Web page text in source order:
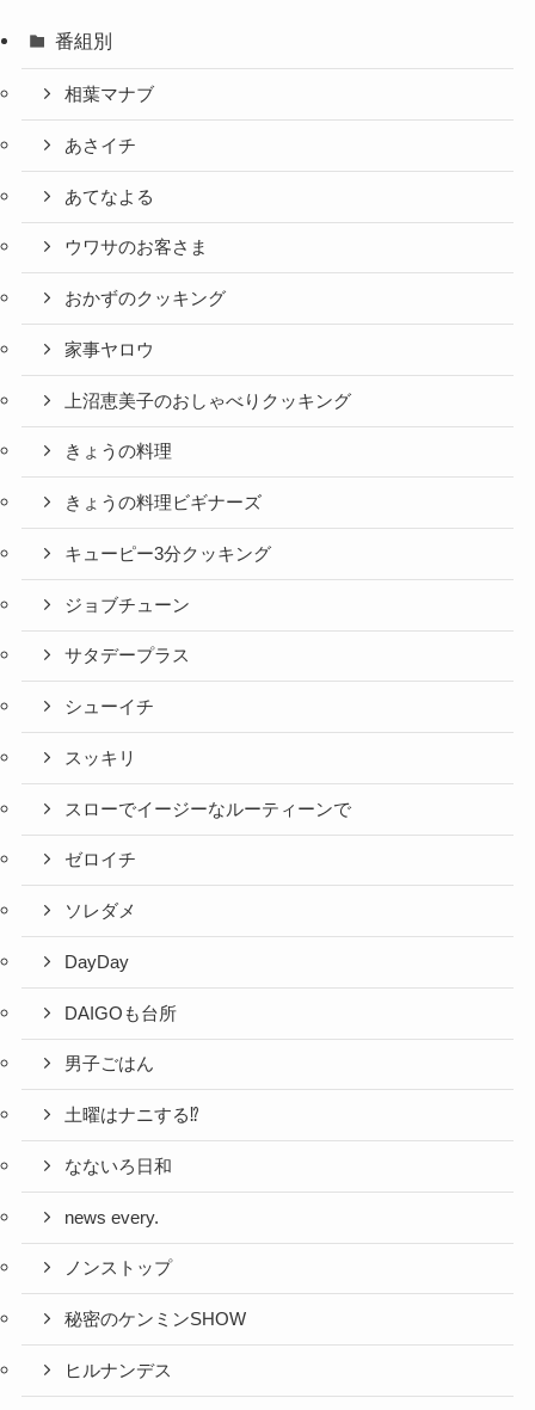
番組別
相葉マナブ
あさイチ
あてなよる
ウワサのお客さま
おかずのクッキング
家事ヤロウ
上沼恵美子のおしゃべりクッキング
きょうの料理
きょうの料理ビギナーズ
キューピー3分クッキング
ジョブチューン
サタデープラス
シューイチ
スッキリ
スローでイージーなルーティーンで
ゼロイチ
ソレダメ
DayDay
DAIGOも台所
男子ごはん
土曜はナニする⁉
なないろ日和
news every.
ノンストップ
秘密のケンミンSHOW
ヒルナンデス